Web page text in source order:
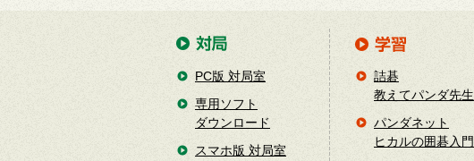
PC版 対局室
専用ソフト
ダウンロード
スマホ版 対局室
詰碁
教えてパンダ先生
パンダネット
ヒカルの囲碁入門